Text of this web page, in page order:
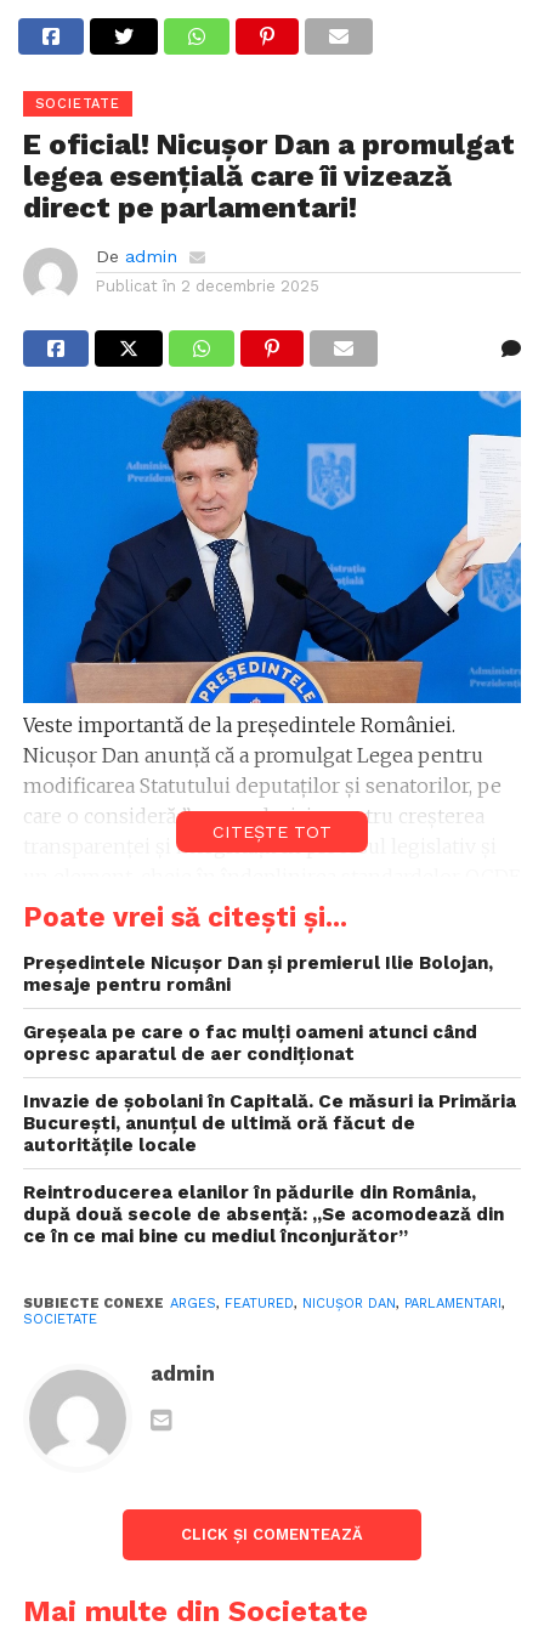
SOCIETATE
E oficial! Nicușor Dan a promulgat
legea esențială care îi vizează
direct pe parlamentari!
De admin
Publicat în 2 decembrie 2025
Veste importantă de la președintele României.
Nicușor Dan anunță că a promulgat Legea pentru
modificarea Statutului deputaților și senatorilor, pe
care o consideră ”un pas decisiv pentru creșterea
transparenței și integrității în procesul legislativ și
(Organizația pentru Cooperare și Dezvoltare
Economică – n.r.) asumate de România”.
Nicușor Dan a precizat, pe pagina lui de Facebook, ce
prevede acest act normativ care îi vizează direct pe
aleși.
Citește șiAvertismentul lui Grindeanu pentru
Bolojan după asumarea legii pensiilor magistraților:
“A pierdut vremea”
”Legea introduce Registrul Unic al Transparenței
Intereselor (RUTI), o platformă publică menită să
parlamentari și reprezentanții societății.
obligativitatea înregistrării întâlnirilor dintre
parlamentari și terți în RUTI cu 48 de ore înainte. În
cazul întâlnirilor neplanificate, acestea vor fi
Potrivit președintelui, același act normativ
întrevederi: reprezentanți mandatați ai entităților cu
CITEȘTE TOT
Poate vrei să citești și...
Preşedintele Nicuşor Dan şi premierul Ilie Bolojan,
mesaje pentru români
Greșeala pe care o fac mulți oameni atunci când
opresc aparatul de aer condiționat
Invazie de șobolani în Capitală. Ce măsuri ia Primăria
București, anunțul de ultimă oră făcut de
autoritățile locale
Reintroducerea elanilor în pădurile din România,
după două secole de absență: „Se acomodează din
ce în ce mai bine cu mediul înconjurător”
SUBIECTE CONEXE ARGES, FEATURED, NICUŞOR DAN, PARLAMENTARI,
SOCIETATE
admin
CLICK ȘI COMENTEAZĂ
Mai multe din Societate